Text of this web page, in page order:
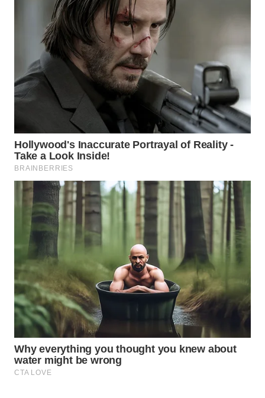
WAHANANEWS
CO ID
WAHANANEWS
NET
WAHANA
WAHANA
UMKM
WAHANA
SELEB
WAHANA
PERSONA
WAHANA
OTOMOTIF
WAHANA
HEALTH
WAHANA
DESA